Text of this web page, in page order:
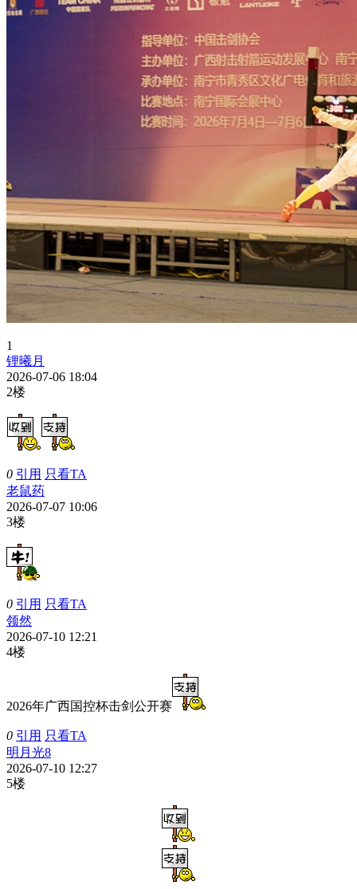
1
锂曦月
2026-07-06 18:04
2楼
0 引用 只看TA
老鼠药
2026-07-07 10:06
3楼
0 引用 只看TA
领然
2026-07-10 12:21
4楼
2026年广西国控杯击剑公开赛
0 引用 只看TA
明月光8
2026-07-10 12:27
5楼